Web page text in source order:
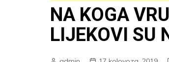
NA KOGA
LIJEKOVI SU